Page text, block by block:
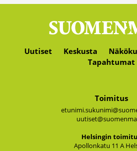
Uutiset Keskusta
Tapahtumat
Toimitus
Hel­sin­gin
Apol­lon­ka­tu 11 A